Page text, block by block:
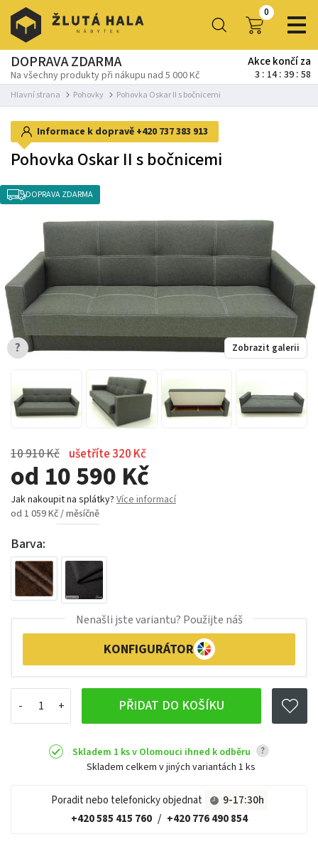
0
DOPRAVA ZDARMA
Na všechny produkty při nákupu nad 5 000 Kč
Akce končí za
3 14 39 57
Hlavní strana Pohovky Pohovka Oskar II s bočnicemi
10 910 Kč ušetříte 320 Kč
od 10 590 Kč
Jak nakoupit na splátky? Více informací
od 1 059 Kč / měsíčně
Barva:
PŘIDAT DO KOŠÍKU
Nenašli jste variantu? Použijte náš
KONFIGURÁTOR
Skladem 1 ks v Olomouci ihned k odběru ?
Skladem celkem v jiných variantách 1 ks
Poradit nebo telefonicky objednat
9-17:30h
+420 585 415 760 / +420 776 490 854
Informace k dopravě +420 737 383 913
Pohovka Oskar II s bočnicemi
DOPRAVA ZDARMA
Zobrazit galerii
?